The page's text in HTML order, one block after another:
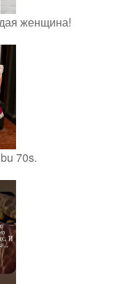
женщина!
70s.